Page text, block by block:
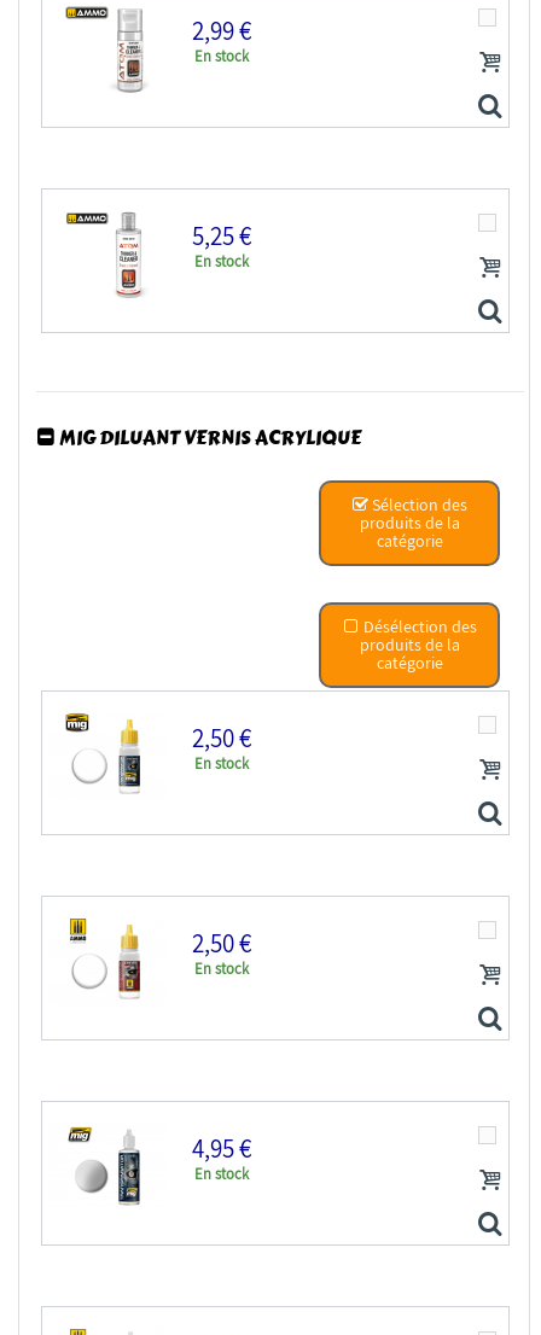
2,99 €
En stock
ATOM MIG peinture maquette 20500 Diluant & Nettoyant...
5,25 €
En stock
ATOM MIG peinture maquette 20510 Diluant & Nettoyant...
MIG DILUANT VERNIS ACRYLIQUE
Sélection des
produits de la
catégorie
Désélection des
produits de la
catégorie
2,50 €
En stock
MIG accessoire peinture 2016 Transparator 17ml
2,50 €
En stock
MIG accessoire peinture 2042 Transparator Mat 17ml
4,95 €
En stock